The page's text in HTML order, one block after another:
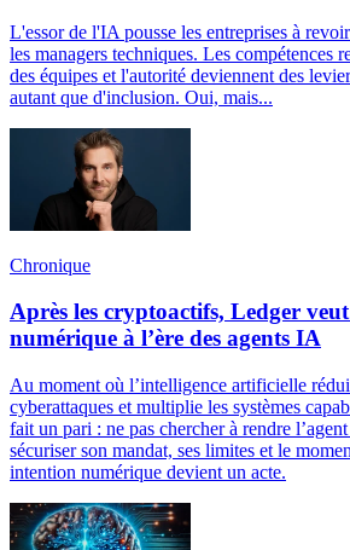
L'essor de l'IA pousse les entreprises à
les managers techniques. Les compétences
des équipes et l'autorité deviennent des
autant que d'inclusion. Oui, mais...
Chronique
Après les cryptoactifs, Ledger
numérique à l’ère des agents IA
Au moment où l’intelligence artificielle
cyberattaques et multiplie les systèmes
fait un pari : ne pas chercher à rendre
sécuriser son mandat, ses limites et le
intention numérique devient un acte.